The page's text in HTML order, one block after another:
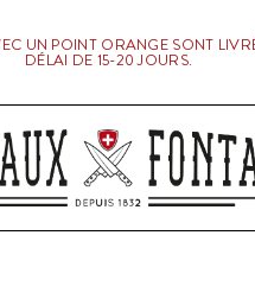
UN POINT ORANGE SONT
DÉLAI DE 15-20 JOURS.